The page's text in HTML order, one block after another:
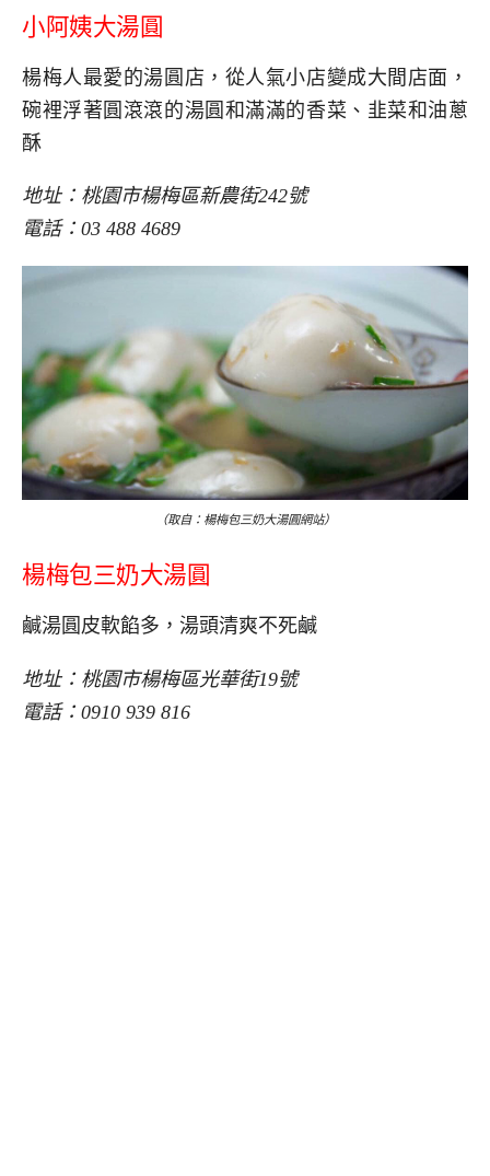
小阿姨大湯圓
楊梅人最愛的湯圓店，從人氣小店變成大間店面，
碗裡浮著圓滾滾的湯圓和滿滿的香菜、韭菜和油蔥
酥
地址：桃園市楊梅區新農街242號
電話：03 488 4689
（取自：楊梅包三奶大湯圓網站）
楊梅包三奶大湯圓
鹹湯圓皮軟餡多，湯頭清爽不死鹹
地址：桃園市楊梅區光華街19號
電話：0910 939 816